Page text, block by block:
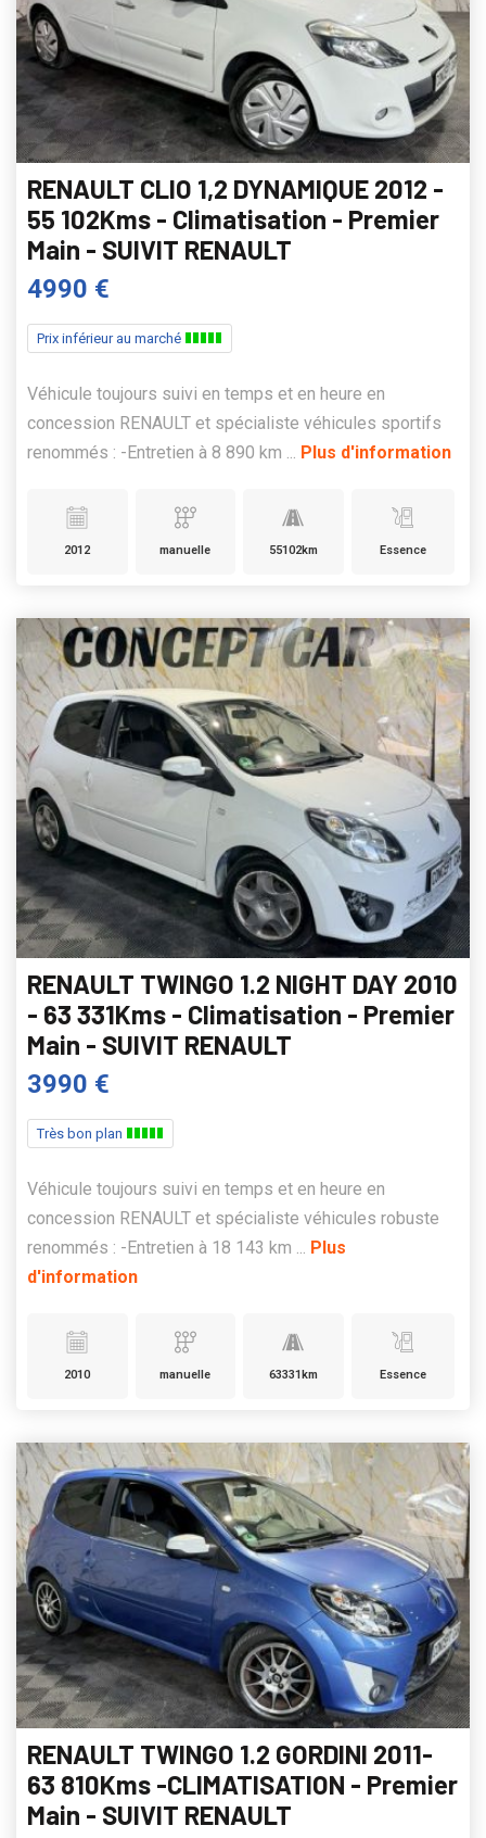
RENAULT CLIO 1,2 DYNAMIQUE 2012 -
55 102Kms - Climatisation - Premier
Main - SUIVIT RENAULT
4990 €
Prix inférieur au marché
Véhicule toujours suivi en temps et en heure en
concession RENAULT et spécialiste véhicules sportifs
renommés : -Entretien à 8 890 km ... Plus d'information
2012 manuelle 55102km Essence
RENAULT TWINGO 1.2 NIGHT DAY 2010
- 63 331Kms - Climatisation - Premier
Main - SUIVIT RENAULT
3990 €
Très bon plan
Véhicule toujours suivi en temps et en heure en
concession RENAULT et spécialiste véhicules robuste
renommés : -Entretien à 18 143 km ... Plus
d'information
2010 manuelle 63331km Essence
RENAULT TWINGO 1.2 GORDINI 2011-
63 810Kms -CLIMATISATION - Premier
Main - SUIVIT RENAULT